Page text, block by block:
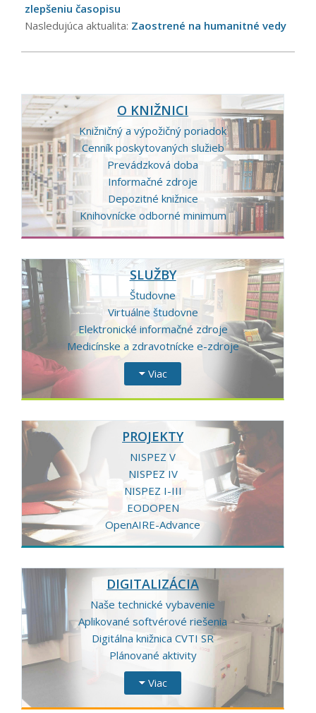
zlepšeniu časopisu
Nasledujúca aktualita: Zaostrené na humanitné vedy
O KNIŽNICI
Knižničný a výpožičný poriadok
Cenník poskytovaných služieb
Prevádzková doba
Informačné zdroje
Depozitné knižnice
Knihovnícke odborné minimum
SLUŽBY
Študovne
Virtuálne študovne
Elektronické informačné zdroje
Medicínske a zdravotnícke e-zdroje
Viac
PROJEKTY
NISPEZ V
NISPEZ IV
NISPEZ I-III
EODOPEN
OpenAIRE-Advance
DIGITALIZÁCIA
Naše technické vybavenie
Aplikované softvérové riešenia
Digitálna knižnica CVTI SR
Plánované aktivity
Viac